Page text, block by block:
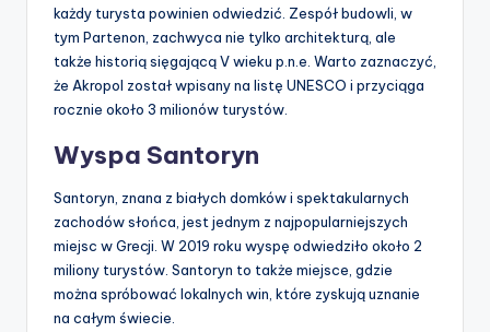
każdy turysta powinien odwiedzić. Zespół budowli, w
tym Partenon, zachwyca nie tylko architekturą, ale
także historią sięgającą V wieku p.n.e. Warto zaznaczyć,
że Akropol został wpisany na listę UNESCO i przyciąga
rocznie około 3 milionów turystów.
Wyspa Santoryn
Santoryn, znana z białych domków i spektakularnych
zachodów słońca, jest jednym z najpopularniejszych
miejsc w Grecji. W 2019 roku wyspę odwiedziło około 2
miliony turystów. Santoryn to także miejsce, gdzie
można spróbować lokalnych win, które zyskują uznanie
na całym świecie.